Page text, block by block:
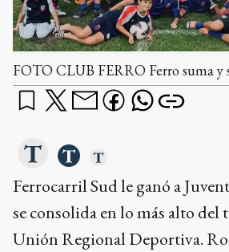
FOTO CLUB FERRO Ferro suma y
Ferrocarril Sud le ganó a
se consolida en lo más alto del
Unión Regional Deportiva.